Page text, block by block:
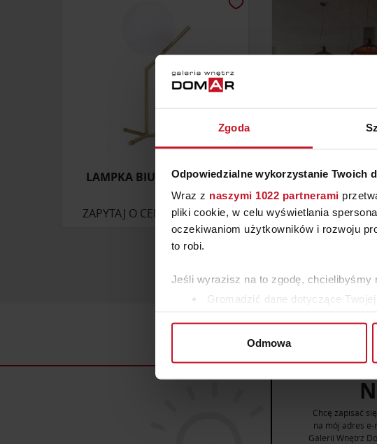
Zgoda
Odpowiedzialne wykorzystanie Twoich
Wraz z naszymi 1022 partnerami
pliki cookie, w celu wyświetlania
oczekiwaniom użytkowników i rozwoju
to robi.
Jeśli wyrazisz na to zgodę, chcielibyśmy
Gromadzić dane dotyczące
Dowiedz się więcej odnośnie tego, jak
Wykorzystujemy pliki cookie do
ruch w naszej witrynie. Informacje o
reklamowym i analitycznym. Partnerzy
Odmowa
LAMPKA BIUROWA HALM
ZAPYTAJ O CENĘ W SALONIE
LAMPA
ZAPYTAJ O
Chcę zapisać
na mój adres
Galerii Wnętrz